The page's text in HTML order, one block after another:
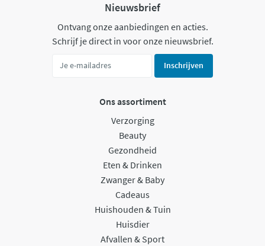
Nieuwsbrief
Ontvang onze aanbiedingen en acties.
Schrijf je direct in voor onze nieuwsbrief.
Inschrijven
Ons assortiment
Verzorging
Beauty
Gezondheid
Eten & Drinken
Zwanger & Baby
Cadeaus
Huishouden & Tuin
Huisdier
Afvallen & Sport